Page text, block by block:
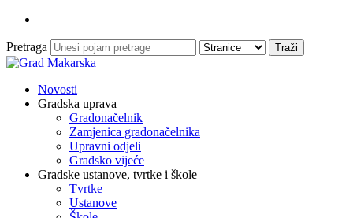
Pretraga
Novosti
Gradska uprava
Gradonačelnik
Zamjenica gradonačelnika
Upravni odjeli
Gradsko vijeće
Gradske ustanove, tvrtke i škole
Tvrtke
Ustanove